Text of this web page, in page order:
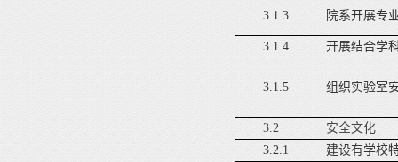
3.1.3 院系开展专
3.1.4 开展结合学
3.1.5 组织实验室
3.2
安全文化
3.2.1
建设有学校